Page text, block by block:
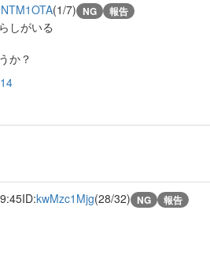
(1/7) NG 報告
しがいる
か？
ID:kwMzc1Mjg(28/32) NG 報告